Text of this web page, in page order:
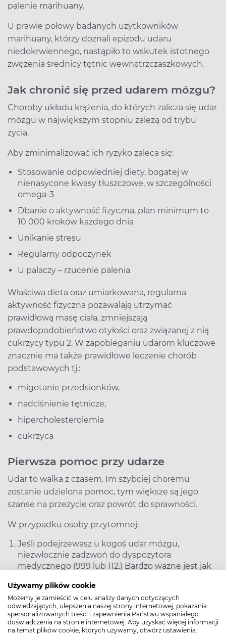
Używamy plików cookie
Możemy je zamieścić w celu analizy danych dotyczących
odwiedzających, ulepszenia naszej strony internetowej, pokazania
spersonalizowanych treści i zapewnienia Państwu wspaniałego
doświadczenia na stronie internetowej. Aby uzyskać więcej informacji
na temat plików cookie, których używamy, otwórz ustawienia.
palenie marihuany.
U prawie połowy badanych użytkowników
marihuany, którzy doznali epizodu udaru
niedokrwiennego, nastąpiło to wskutek istotnego
zwężenia średnicy tętnic wewnątrzczaszkowych.
Jak chronić się przed udarem mózgu?
Choroby układu krążenia, do których zalicza się udar
mózgu w największym stopniu zależą od trybu
życia.
Aby zminimalizować ich ryzyko zaleca się:
Stosowanie odpowiedniej diety, bogatej w
nienasycone kwasy tłuszczowe, w szczególności
omega-3
Dbanie o aktywność fizyczna, plan minimum to
10 000 kroków każdego dnia
Unikanie stresu
Regularny odpoczynek
U palaczy – rzucenie palenia
Właściwa dieta oraz umiarkowana, regularna
aktywność fizyczna pozawalają utrzymać
prawidłową masę ciała, zmniejszają
prawdopodobieństwo otyłości oraz związanej z nią
cukrzycy typu 2. W zapobieganiu udarom kluczowe
znacznie ma także prawidłowe leczenie chorób
podstawowych tj.:
migotanie przedsionków,
nadciśnienie tętnicze,
hipercholesterolemia
cukrzyca
Pierwsza pomoc przy udarze
Udar to walka z czasem. Im szybciej choremu
zostanie udzielona pomoc, tym większe są jego
szanse na przeżycie oraz powrót do sprawności.
W przypadku osoby przytomnej:
Jeśli podejrzewasz u kogoś udar mózgu,
niezwłocznie zadzwoń do dyspozytora
medycznego (999 lub 112.) Bardzo ważne jest jak
Medycznego. W żadnym wypadku nie wolno
czekać, aż objawy same ustąpią.
Jeśli jest to możliwe, w czasie oczekiwania na
karetkę, wykonaj pomiar ciśnienia tętniczego.